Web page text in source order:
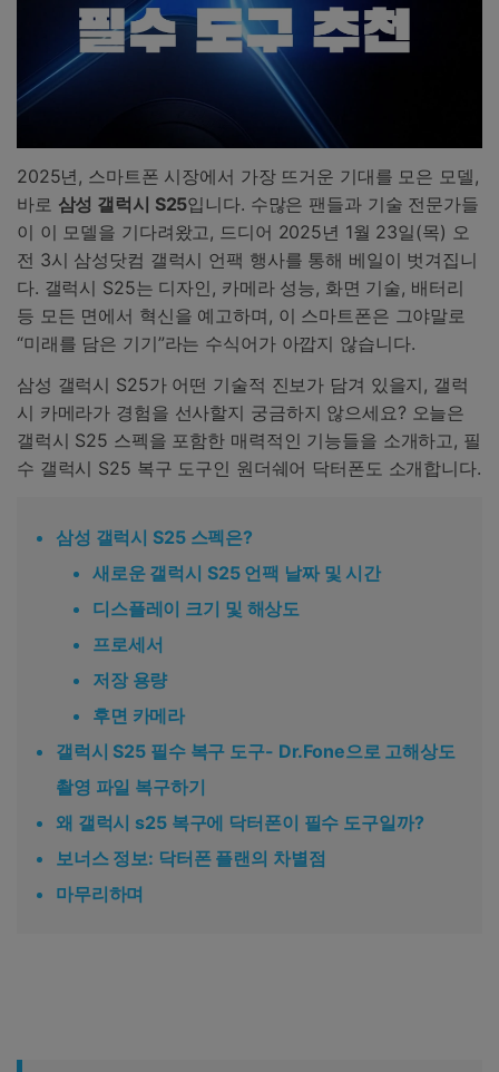
2025년, 스마트폰 시장에서 가장 뜨거운 기대를 모은 모델,
바로 삼성 갤럭시 S25입니다. 수많은 팬들과 기술 전문가들
이 이 모델을 기다려왔고, 드디어 2025년 1월 23일(목) 오
전 3시 삼성닷컴 갤럭시 언팩 행사를 통해 베일이 벗겨집니
다. 갤럭시 S25는 디자인, 카메라 성능, 화면 기술, 배터리
등 모든 면에서 혁신을 예고하며, 이 스마트폰은 그야말로
“미래를 담은 기기”라는 수식어가 아깝지 않습니다.
삼성 갤럭시 S25가 어떤 기술적 진보가 담겨 있을지, 갤럭
시 카메라가 경험을 선사할지 궁금하지 않으세요? 오늘은
갤럭시 S25 스펙을 포함한 매력적인 기능들을 소개하고, 필
수 갤럭시 S25 복구 도구인 원더쉐어 닥터폰도 소개합니다.
삼성 갤럭시 S25 스펙은?
새로운 갤럭시 S25 언팩 날짜 및 시간
디스플레이 크기 및 해상도
프로세서
저장 용량
후면 카메라
갤럭시 S25 필수 복구 도구- Dr.Fone으로 고해상도
촬영 파일 복구하기
왜 갤럭시 s25 복구에 닥터폰이 필수 도구일까?
보너스 정보: 닥터폰 플랜의 차별점
마무리하며